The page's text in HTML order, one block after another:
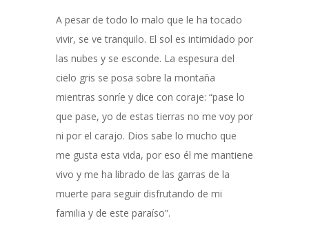
A pesar de todo lo malo que le ha tocado
vivir, se ve tranquilo. El sol es intimidado por
las nubes y se esconde. La espesura del
cielo gris se posa sobre la montaña
mientras sonríe y dice con coraje: “pase lo
que pase, yo de estas tierras no me voy por
ni por el carajo. Dios sabe lo mucho que
me gusta esta vida, por eso él me mantiene
vivo y me ha librado de las garras de la
muerte para seguir disfrutando de mi
familia y de este paraíso”.